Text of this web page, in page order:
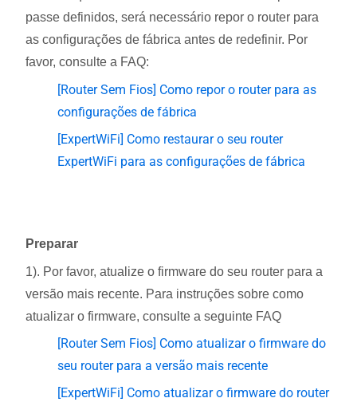
passe definidos, será necessário repor o router para
as configurações de fábrica antes de redefinir. Por
favor, consulte a FAQ:
[Router Sem Fios] Como repor o router para as
configurações de fábrica
[ExpertWiFi] Como restaurar o seu router
ExpertWiFi para as configurações de fábrica
Preparar
1). Por favor, atualize o firmware do seu router para a
versão mais recente. Para instruções sobre como
atualizar o firmware, consulte a seguinte FAQ
[Router Sem Fios] Como atualizar o firmware do
seu router para a versão mais recente
[ExpertWiFi] Como atualizar o firmware do router